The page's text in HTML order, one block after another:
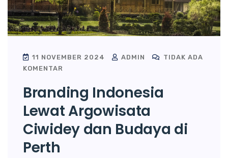
11 NOVEMBER 2024 ADMIN
TIDAK ADA
KOMENTAR
Branding Indonesia
Lewat Argowisata
Ciwidey dan Budaya di
Perth